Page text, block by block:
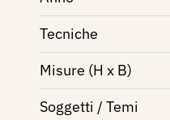
Tecniche
Misure (H x B)
Soggetti / Temi